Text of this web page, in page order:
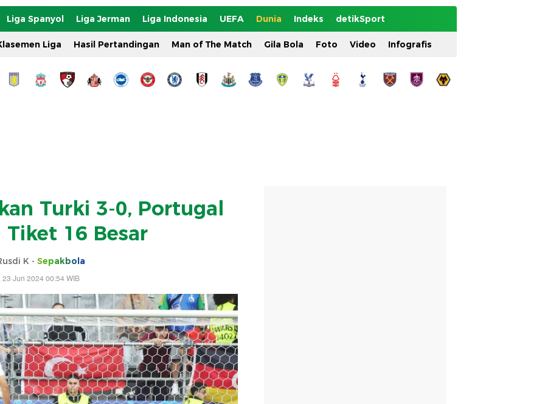
Liga Spanyol Liga Jerman Liga Indonesia UEFA Dunia Indeks detikSport
Liga Hasil Pertandingan Man of The Match Gila Bola Foto Video Infografis
Turki 3-0, Portugal
16 Besar
K - Sepakbola
23 Jun 2024 00:54 WIB